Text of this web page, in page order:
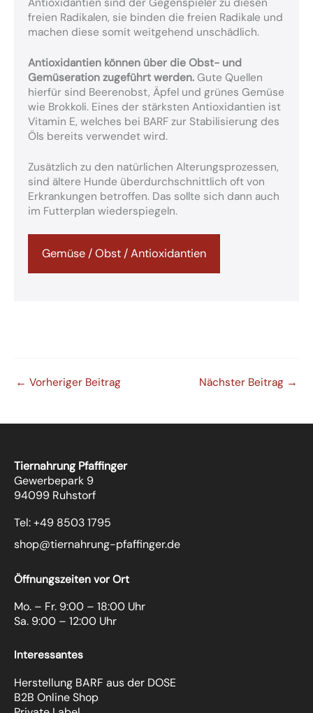
Antioxidantien sind der Gegenspieler zu diesen
freien Radikalen, sie binden die freien Radikale und
machen diese somit weitgehend unschädlich.
Antioxidantien können über die Obst- und
Gemüseration zugeführt werden. Gute Quellen
hierfür sind Beerenobst, Äpfel und grünes Gemüse
wie Brokkoli. Eines der stärksten Antioxidantien ist
Vitamin E, welches bei BARF zur Stabilisierung des
Öls bereits verwendet wird.
Zusätzlich zu den natürlichen Alterungsprozessen,
sind ältere Hunde überdurchschnittlich oft von
Erkrankungen betroffen. Das sollte sich dann auch
im Futterplan wiederspiegeln.
Gemüse / Obst / Antioxidantien
← Vorheriger Beitrag Nächster Beitrag →
Tiernahrung Pfaffinger
Gewerbepark 9
94099 Ruhstorf
Tel: +49 8503 1795
shop@tiernahrung-pfaffinger.de
Öffnungszeiten vor Ort
Mo. – Fr. 9:00 – 18:00 Uhr
Sa. 9:00 – 12:00 Uhr
Interessantes
Herstellung BARF aus der DOSE
B2B Online Shop